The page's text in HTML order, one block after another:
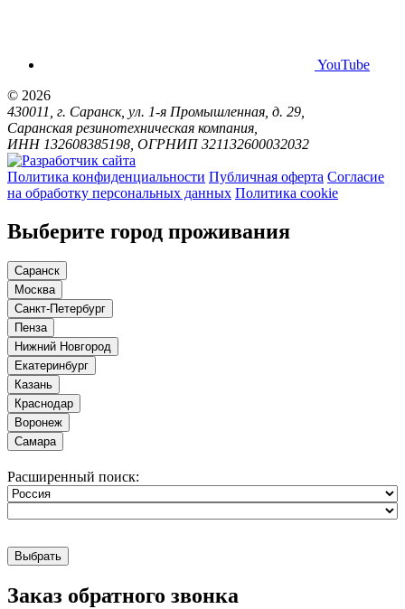
YouTube
© 2026
430011, г. Саранск, ул. 1-я Промышленная, д. 29,
Саранская резинотехническая компания,
ИНН 132608385198, ОГРНИП 321132600032032
Политика конфиденциальности Публичная оферта Согласие
на обработку персональных данных Политика cookie
Выберите город проживания
Саранск
Москва
Санкт-Петербург
Пенза
Нижний Новгород
Екатеринбург
Казань
Краснодар
Воронеж
Самара
Расширенный поиск:
Выбрать
Заказ обратного звонка